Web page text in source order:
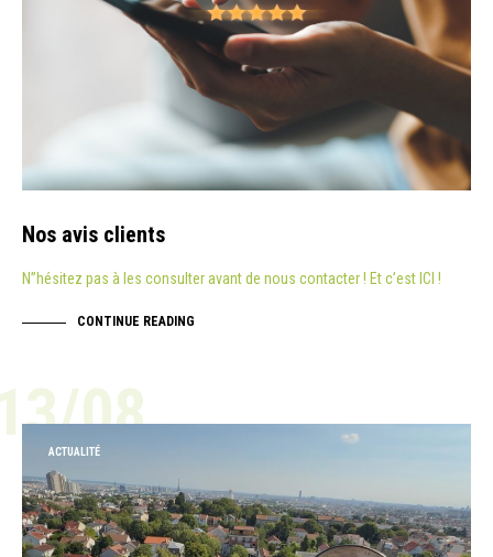
Nos avis clients
N”hésitez pas à les consulter avant de nous contacter ! Et c’est ICI !
CONTINUE READING
08
ACTUALITÉ